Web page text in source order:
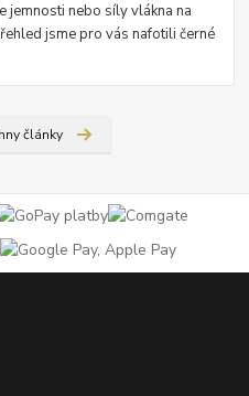
jemnosti nebo síly vlákna na
jsme pro vás nafotili černé
články